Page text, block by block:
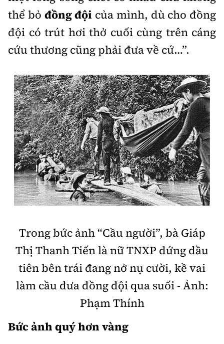
thể bỏ đồng đội của mình, dù cho đồng
đội có trút hơi thở cuối cùng trên cáng
cứu thương cũng phải đưa về cứ…”.
Trong bức ảnh “Cầu người”, bà Giáp
Thị Thanh Tiến là nữ TNXP đứng đầu
tiên bên trái đang nở nụ cười, kề vai
làm cầu đưa đồng đội qua suối - Ảnh:
Phạm Thính
Bức ảnh quý hơn vàng